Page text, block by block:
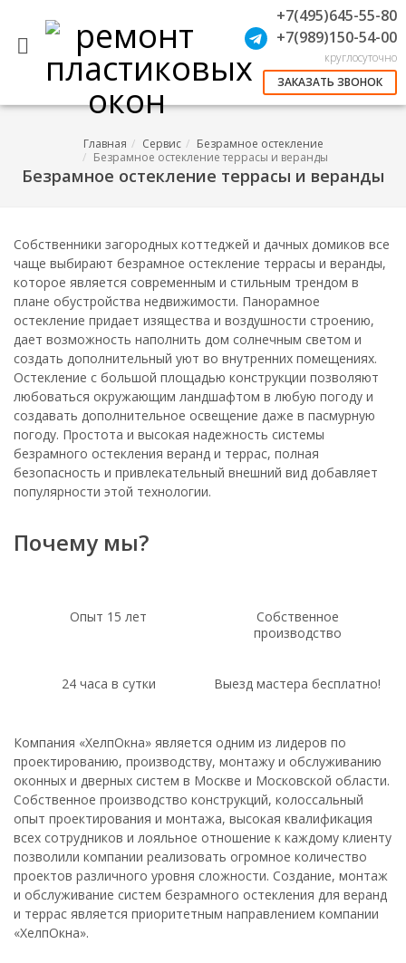
+7(495)645-55-80
+7(989)150-54-00
круглосуточно
ЗАКАЗАТЬ ЗВОНОК
Главная Сервис
Безрамное остекление
Безрамное остекление террасы и веранды
Безрамное остекление террасы и веранды
Собственники загородных коттеджей и дачных домиков все
чаще выбирают безрамное остекление террасы и веранды,
которое является современным и стильным трендом в
плане обустройства недвижимости. Панорамное
остекление придает изящества и воздушности строению,
дает возможность наполнить дом солнечным светом и
создать дополнительный уют во внутренних помещениях.
Остекление с большой площадью конструкции позволяют
любоваться окружающим ландшафтом в любую погоду и
создавать дополнительное освещение даже в пасмурную
погоду. Простота и высокая надежность системы
безрамного остекления веранд и террас, полная
безопасность и привлекательный внешний вид добавляет
популярности этой технологии.
Почему мы?
Опыт 15 лет
Собственное
производство
24 часа в сутки Выезд мастера бесплатно!
Компания «ХелпОкна» является одним из лидеров по
проектированию, производству, монтажу и обслуживанию
оконных и дверных систем в Москве и Московской области.
Собственное производство конструкций, колоссальный
опыт проектирования и монтажа, высокая квалификация
всех сотрудников и лояльное отношение к каждому клиенту
позволили компании реализовать огромное количество
проектов различного уровня сложности. Создание, монтаж
и обслуживание систем безрамного остекления для веранд
и террас является приоритетным направлением компании
«ХелпОкна».